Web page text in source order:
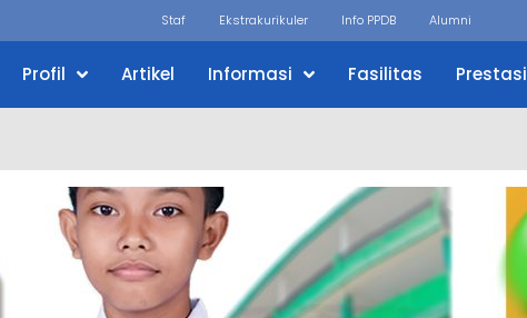
Staf Ekstrakurikuler Info PPDB Alumni
Profil Artikel Informasi Fasilitas Prestasi